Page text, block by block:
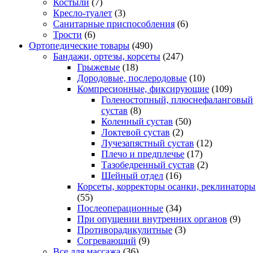
Костыли (7)
Кресло-туалет (3)
Санитарные приспособления (6)
Трости (6)
Ортопедические товары (490)
Бандажи, ортезы, корсеты (247)
Грыжевые (18)
Дородовые, послеродовые (10)
Компресионные, фиксирующие (109)
Голеностопный, плюснефаланговый
сустав (8)
Коленный сустав (50)
Локтевой сустав (2)
Лучезапястный сустав (12)
Плечо и предплечье (17)
Тазобедренный сустав (2)
Шейный отдел (16)
Корсеты, корректоры осанки, реклинаторы
(55)
Послеоперационные (34)
При опущении внутренних органов (9)
Противорадикулитные (3)
Согревающий (9)